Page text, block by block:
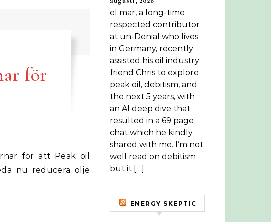
för
nu reducera olje
el mar, a long-time
respected contributor
at un-Denial who lives
in Germany, recently
assisted his oil industry
friend Chris to explore
peak oil, debitism, and
the next 5 years, with
an AI deep dive that
resulted in a 69 page
chat which he kindly
shared with me. I’m not
well read on debitism
but it […]
ENERGY SKEPTIC